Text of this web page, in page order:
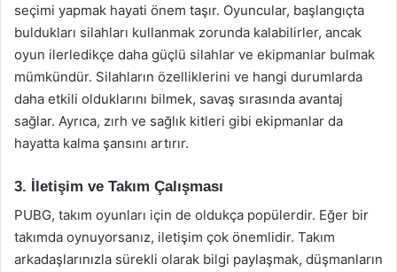
seçimi yapmak hayati önem taşır. Oyuncular, başlangıçta
buldukları silahları kullanmak zorunda kalabilirler, ancak
oyun ilerledikçe daha güçlü silahlar ve ekipmanlar bulmak
mümkündür. Silahların özelliklerini ve hangi durumlarda
daha etkili olduklarını bilmek, savaş sırasında avantaj
sağlar. Ayrıca, zırh ve sağlık kitleri gibi ekipmanlar da
hayatta kalma şansını artırır.
3. İletişim ve Takım Çalışması
PUBG, takım oyunları için de oldukça popülerdir. Eğer bir
takımda oynuyorsanız, iletişim çok önemlidir. Takım
arkadaşlarınızla sürekli olarak bilgi paylaşmak, düşmanların